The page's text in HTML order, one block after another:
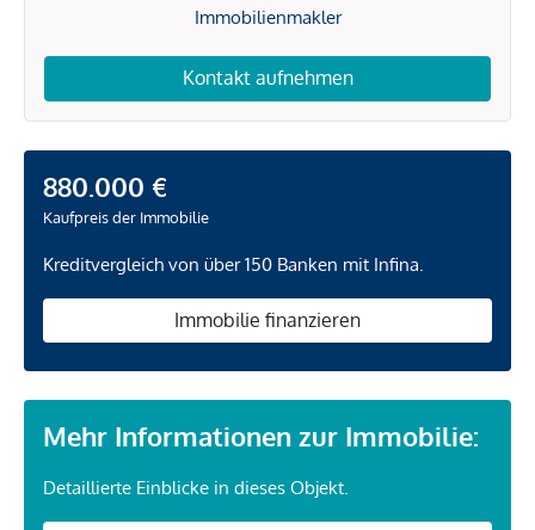
Immobilienmakler
Kontakt aufnehmen
880.000 €
Kaufpreis der Immobilie
Kreditvergleich von über 150 Banken mit Infina.
Immobilie finanzieren
Mehr Informationen zur Immobilie:
Detaillierte Einblicke in dieses Objekt.